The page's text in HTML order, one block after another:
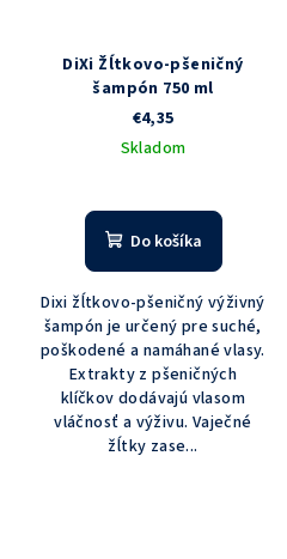
DiXi Žĺtkovo-pšeničný
šampón 750 ml
€4,35
Skladom
Do košíka
Dixi žĺtkovo-pšeničný výživný
šampón je určený pre suché,
poškodené a namáhané vlasy.
Extrakty z pšeničných
klíčkov dodávajú vlasom
vláčnosť a výživu. Vaječné
žĺtky zase...